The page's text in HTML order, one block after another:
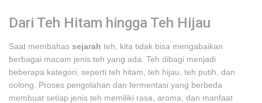
Dari Teh Hitam hingga Teh Hijau
Saat membahas sejarah teh, kita tidak bisa mengabaikan
berbagai macam jenis teh yang ada. Teh dibagi menjadi
beberapa kategori, seperti teh hitam, teh hijau, teh putih, dan
oolong. Proses pengolahan dan fermentasi yang berbeda
membuat setiap jenis teh memiliki rasa, aroma, dan manfaat